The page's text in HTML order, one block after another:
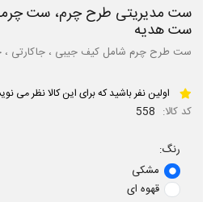
ست مدیریتی طرح چرم، ست
ست هدیه
ست طرح چرم شامل کیف جیبی ، جاکارتی ،
اولین نفر باشید که برای این کالا نظر می
کد کالا: 558
رنگ:
مشکی
قهوه ای